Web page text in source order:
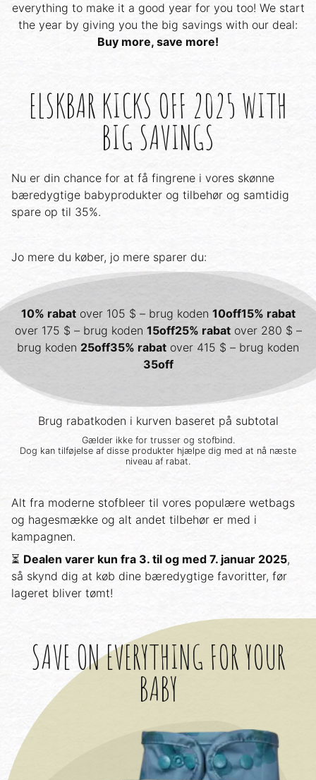
everything to make it a good year for you too! We start
the year by giving you the big savings with our deal:
Buy more, save more!
ELSKBAR KICKS OFF 2025 WITH
BIG SAVINGS
Nu er din chance for at få fingrene i vores skønne
bæredygtige babyprodukter og tilbehør og samtidig
spare op til 35%.
Jo mere du køber, jo mere sparer du:
10% rabatover 105 $ – brug koden 10off15% rabat
over 175 $ – brug koden 15off25% rabatover 280 $ –
brug koden 25off35% rabat over 415 $ – brug koden
35off
Brug rabatkoden i kurven baseret på subtotal
Gælder ikke for trusser og stofbind.
Dog kan tilføjelse af disse produkter hjælpe dig med at nå næste
niveau af rabat.
Alt fra moderne stofbleer til vores populære wetbags
og hagesmække og alt andet tilbehør er med i
kampagnen.
⏳ Dealen varer kun fra 3. til og med 7. januar 2025,
så skynd dig at køb dine bæredygtige favoritter, før
lageret bliver tømt!
SAVE ON EVERYTHING FOR YOUR
BABY